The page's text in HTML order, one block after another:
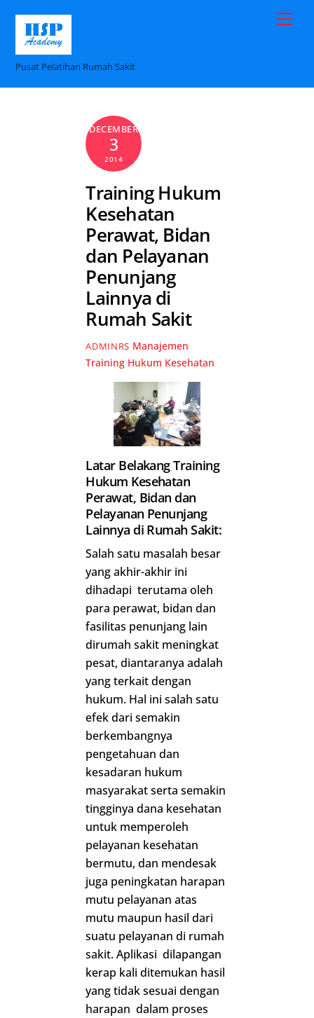
content
Pusat Pelatihan Rumah Sakit
DECEMBER
3
2014
Training Hukum
Kesehatan
Perawat, Bidan
dan Pelayanan
Penunjang
Lainnya di
Rumah Sakit
ADMINRS Manajemen
Training Hukum Kesehatan
Latar Belakang Training
Hukum Kesehatan
Perawat, Bidan dan
Pelayanan Penunjang
Lainnya di Rumah Sakit:
Salah satu masalah besar
yang akhir-akhir ini
dihadapi terutama oleh
para perawat, bidan dan
fasilitas penunjang lain
dirumah sakit meningkat
pesat, diantaranya adalah
yang terkait dengan
hukum. Hal ini salah satu
efek dari semakin
berkembangnya
pengetahuan dan
kesadaran hukum
masyarakat serta semakin
tingginya dana kesehatan
untuk memperoleh
pelayanan kesehatan
bermutu, dan mendesak
juga peningkatan harapan
mutu pelayanan atas
mutu maupun hasil dari
suatu pelayanan di rumah
sakit. Aplikasi dilapangan
kerap kali ditemukan hasil
yang tidak sesuai dengan
harapan dalam proses